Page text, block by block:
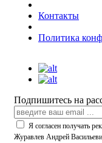
Контакты
Политика
Подпишитесь на
Я согласен получать
Журавлев Андрей